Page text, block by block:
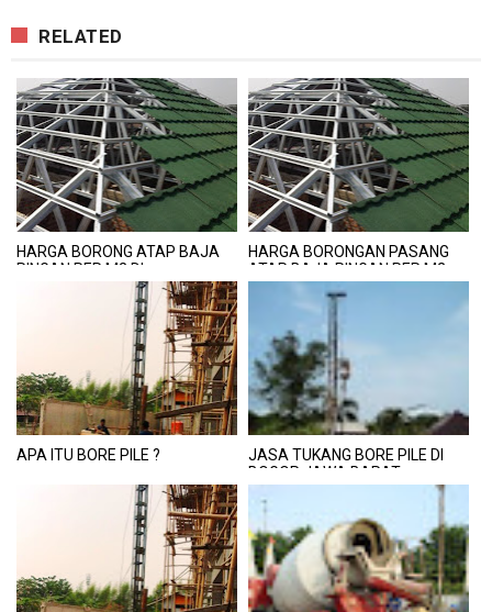
RELATED
HARGA BORONG ATAP BAJA
RINGAN PER M2 DI
HARGA BORONGAN PASANG
ATAP BAJA RINGAN PER M2
DI KULON PROGO
APA ITU BORE PILE ?
JASA TUKANG BORE PILE DI
BOGOR JAWA BARAT